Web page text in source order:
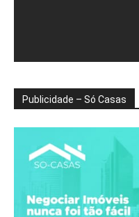
Publicidade – Só Casas